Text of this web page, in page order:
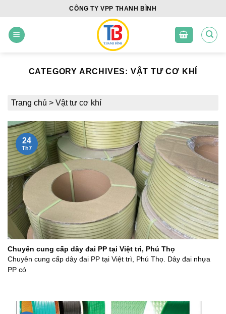
content
CÔNG TY VPP THANH BÌNH
CATEGORY ARCHIVES: VẬT TƯ CƠ KHÍ
Trang chủ > Vật tư cơ khí
Chuyên cung cấp dây đai PP tại Việt trì, Phú Thọ
Chuyên cung cấp dây đai PP tại Việt trì, Phú Thọ. Dây đai nhựa
PP có
24
Th7